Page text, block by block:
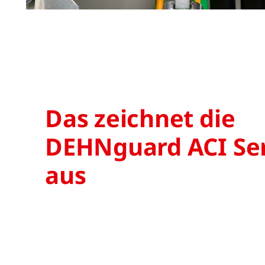
Das zeichnet die
DEHNguard ACI
aus